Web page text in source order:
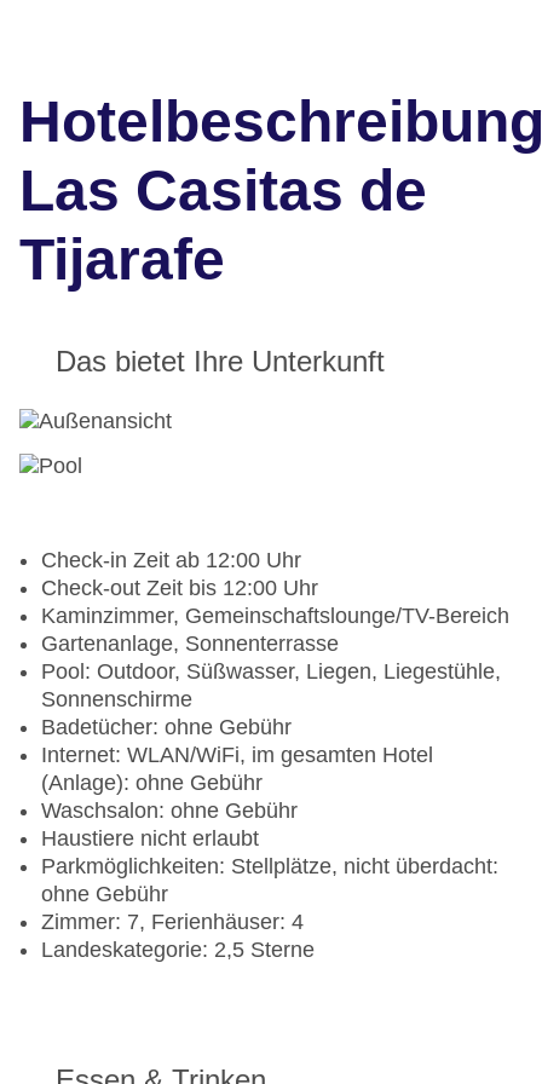
Las Casitas de
Tijarafe
Das bietet Ihre Unterkunft
Check-in Zeit ab 12:00 Uhr
Check-out Zeit bis 12:00 Uhr
Kaminzimmer, Gemeinschaftslounge/TV-Bereich
Gartenanlage, Sonnenterrasse
Pool: Outdoor, Süßwasser, Liegen, Liegestühle,
Sonnenschirme
Badetücher: ohne Gebühr
Internet: WLAN/WiFi, im gesamten Hotel
(Anlage): ohne Gebühr
Waschsalon: ohne Gebühr
Haustiere nicht erlaubt
Parkmöglichkeiten: Stellplätze, nicht überdacht:
ohne Gebühr
Zimmer: 7, Ferienhäuser: 4
Landeskategorie: 2,5 Sterne